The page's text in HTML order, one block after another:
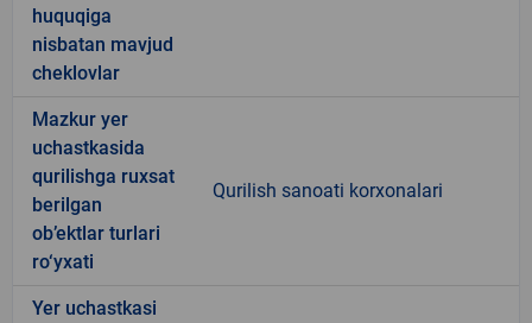
huquqiga
nisbatan mavjud
cheklovlar
Mazkur yer
uchastkasida
qurilishga ruxsat
berilgan
ob’ektlar turlari
ro‘yxati
Qurilish sanoati korxonalari
Yer uchastkasi